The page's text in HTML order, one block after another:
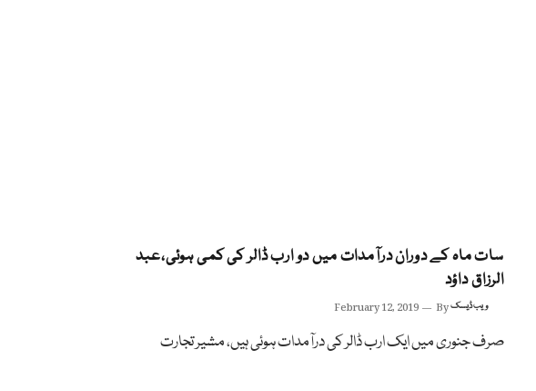
سات ماہ کے دوران درآمدات میں دو ارب ڈالر کی کمی ہوئی،عبد
الرزاق داؤد
February 12, 2019 Byویب ڈیسک
صرف جنوری میں ایک ارب ڈالر کی درآمدات ہوئی ہیں، مشیر تجارت